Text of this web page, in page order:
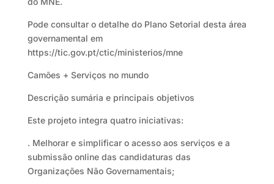
Pode consultar o detalhe do Plano Setorial desta área
governamental em
https://tic.gov.pt/ctic/ministerios/mne
Camões + Serviços no mundo
Descrição sumária e principais objetivos
Este projeto integra quatro iniciativas:
. Melhorar e simplificar o acesso aos serviços e a
submissão online das candidaturas das
Organizações Não Governamentais;